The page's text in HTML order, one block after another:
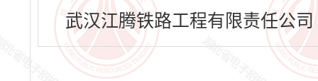
武汉江腾铁路工程有限责任公司